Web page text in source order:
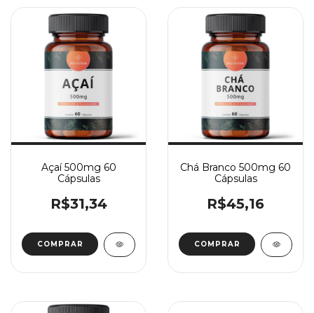
Açaí 500mg 60
Cápsulas
R$31,34
Chá Branco 500mg 60
Cápsulas
R$45,16